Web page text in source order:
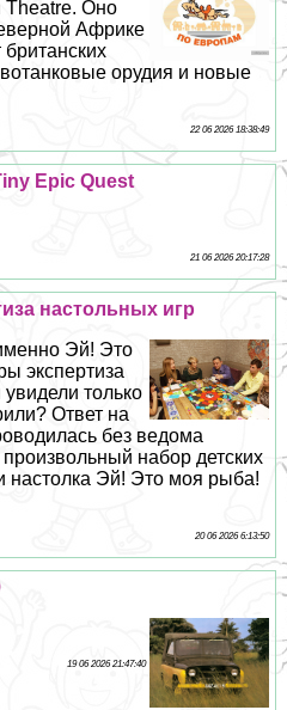
Theatre. Оно
Африке
орудия и новые
22 06 2026 18:38:49
Epic Quest
21 06 2026 20:17:28
настольных игр
Эй! Это
экспертиза
только
Ответ на
без ведома
набор детских
настолка Эй! Это моя рыба!
20 06 2026 6:13:50
19 06 2026 21:47:40